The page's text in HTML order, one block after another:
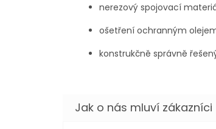
nerezový spojovací
ošetření ochranným
konstrukčně správně